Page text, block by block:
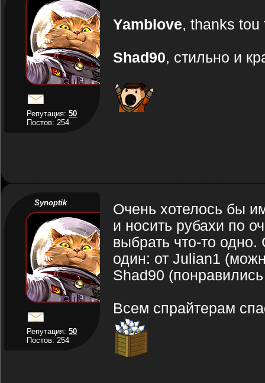
Репутация:50
Постов: 254
Yamblove, thanks tou
Shad90, стильно и
Synoptik
Репутация:50
Постов: 254
Очень хотелось бы
и носить рубахи по
выбрать что-то
один: от Julian1
Shad90
Всем спрайтерам